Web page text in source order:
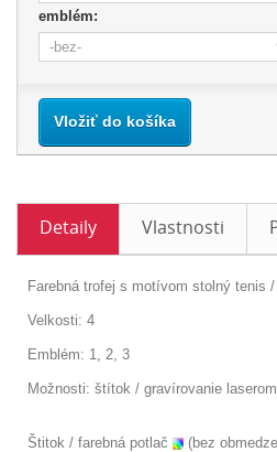
emblém:
Vložiť do košíka
Detaily Vlastnosti
Farebná trofej s motívom stolný tenis /
Velkosti: 4
Emblém: 1, 2, 3
Možnosti: štítok / gravírovanie laserom
Štitok / farebná potlač
(bez